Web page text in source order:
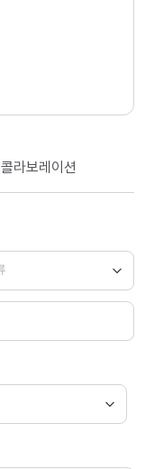
콜라보레이션